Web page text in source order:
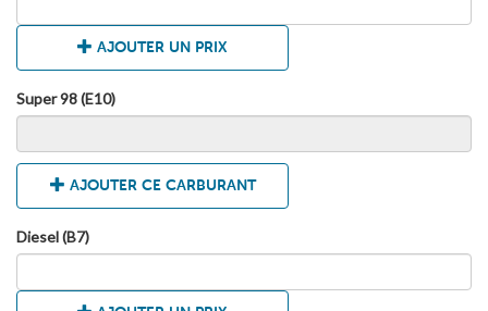
AJOUTER UN PRIX
Super 98 (E10)
AJOUTER CE CARBURANT
Diesel (B7)